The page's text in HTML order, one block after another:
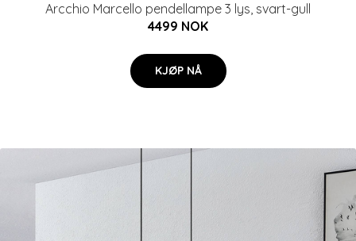
Arcchio Marcello pendellampe 3 lys, svart-gull
4499 NOK
KJØP NÅ